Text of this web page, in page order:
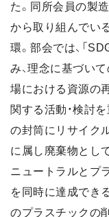
た。同所会員の製
から取り組んでい
環。部会では、「
み、理念に基づい
場における資源の
関する活動・検討
の封筒にリサイク
に属し廃棄物とし
ニュートラルとプ
を同時に達成でき
のプラスチックの